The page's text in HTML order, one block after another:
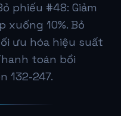
phiếu #48: Giảm
10%. Bỏ
ưu hóa hiệu suất
toán bồi
132-247.